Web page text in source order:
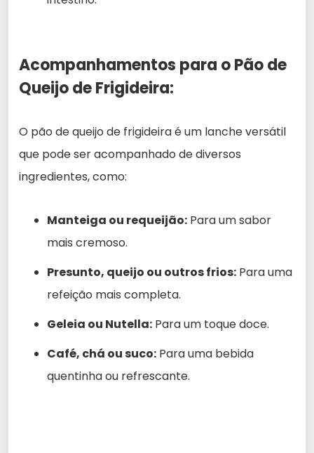
Acompanhamentos para o Pão de
Queijo de Frigideira:
O pão de queijo de frigideira é um lanche versátil
que pode ser acompanhado de diversos
ingredientes, como:
Manteiga ou requeijão: Para um sabor
mais cremoso.
Presunto, queijo ou outros frios: Para uma
refeição mais completa.
Geleia ou Nutella: Para um toque doce.
Café, chá ou suco: Para uma bebida
quentinha ou refrescante.